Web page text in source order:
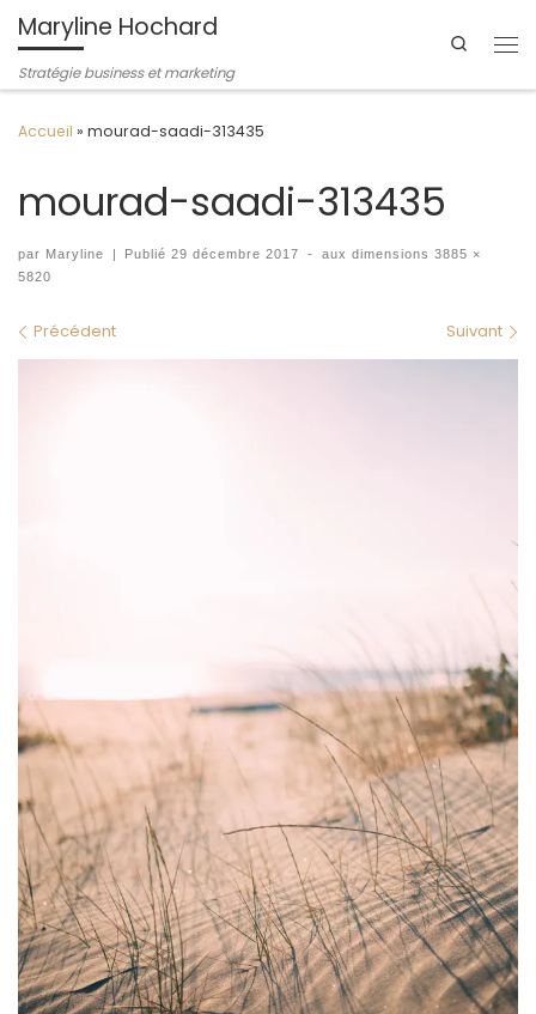
Passer au contenu
Maryline Hochard
Stratégie business et marketing
Search
Accueil » mourad-saadi-313435
mourad-saadi-313435
par Maryline Publié29 décembre 2017 - aux dimensions 3885 ×
5820
Navigation des images
Précédent Suivant